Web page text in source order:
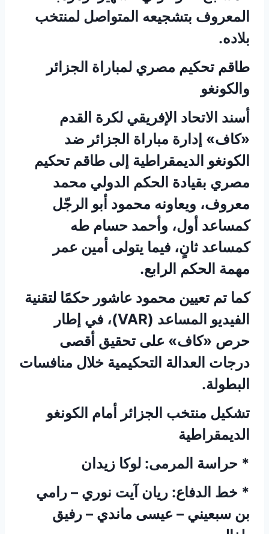
المعروف بتشجيعه المتواصل لمنتخب
بلاده.
طاقم تحكيم مصري لمباراة الجزائر
والكونغو
أسند الاتحاد الإفريقي لكرة القدم
«كاف» إدارة مباراة الجزائر ضد
الكونغو الديمقراطية إلى طاقم تحكيم
مصري بقيادة الحكم الدولي محمد
معروف، ويعاونه محمود أبو الرجّل
كمساعد أول، وأحمد حسام طه
كمساعد ثانٍ، فيما يتولى أمين عمر
مهمة الحكم الرابع.
كما تم تعيين محمود عاشور حكمًا لتقنية
الفيديو المساعد (VAR)، في إطار
حرص «كاف» على تحقيق أقصى
درجات العدالة التحكيمية خلال منافسات
البطولة.
تشكيل منتخب الجزائر أمام الكونغو
الديمقراطية
* حراسة المرمى: لوكا زيدان
* خط الدفاع: ريان آيت نوري – رامي
بن سبعيني – عيسى ماندي – رفيق